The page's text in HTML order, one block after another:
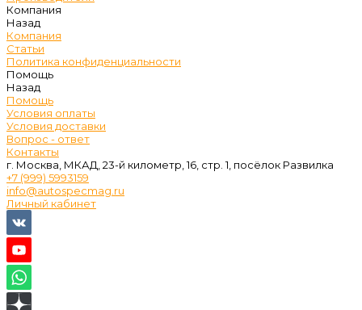
Компания
Назад
Компания
Статьи
Политика конфиденциальности
Помощь
Назад
Помощь
Условия оплаты
Условия доставки
Вопрос - ответ
Контакты
г. Москва, МКАД, 23-й километр, 16, стр. 1, посёлок Развилка
+7 (999) 5993159
info@autospecmag.ru
Личный кабинет